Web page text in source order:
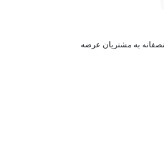
های منصفانه به مشتریان عرضه